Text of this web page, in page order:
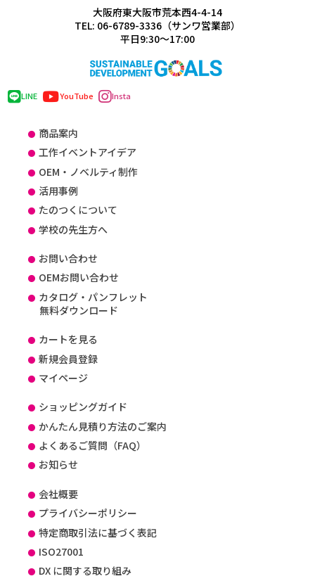
大阪府東大阪市荒本西4-4-14
TEL: 06-6789-3336（サンワ営業部）
平日9:30～17:00
LINE YouTube Insta
商品案内
工作イベントアイデア
OEM・ノベルティ制作
活用事例
たのつくについて
学校の先生方へ
お問い合わせ
OEMお問い合わせ
カタログ・パンフレット
無料ダウンロード
カートを見る
新規会員登録
マイページ
ショッピングガイド
かんたん見積り方法のご案内
よくあるご質問（FAQ）
お知らせ
会社概要
プライバシーポリシー
特定商取引法に基づく表記
ISO27001
DX に関する取り組み